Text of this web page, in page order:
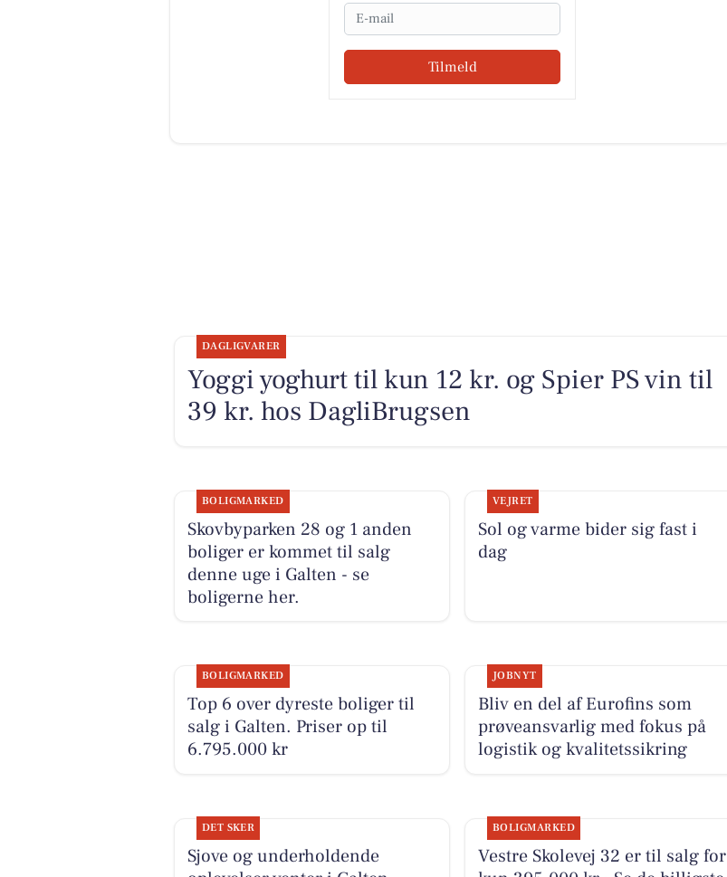
Email
Tilmeld
DAGLIGVARER
Yoggi yoghurt til kun 12 kr. og Spier PS vin til
39 kr. hos DagliBrugsen
BOLIGMARKED
Skovbyparken 28 og 1 anden
boliger er kommet til salg
denne uge i Galten - se
boligerne her.
VEJRET
Sol og varme bider sig fast i
dag
BOLIGMARKED
Top 6 over dyreste boliger til
salg i Galten. Priser op til
6.795.000 kr
JOBNYT
Bliv en del af Eurofins som
prøveansvarlig med fokus på
logistik og kvalitetssikring
DET SKER
Sjove og underholdende
BOLIGMARKED
Vestre Skolevej 32 er til salg for